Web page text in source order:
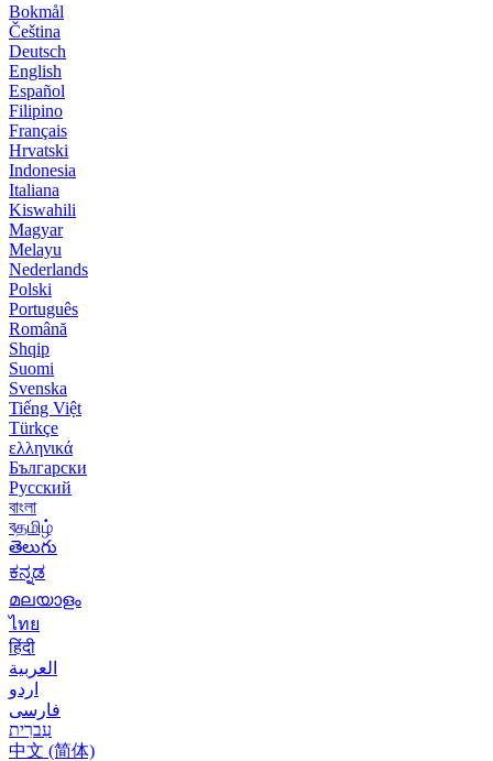
Bokmål
Čeština
Deutsch
English
Español
Filipino
Français
Hrvatski
Indonesia
Italiana
Kiswahili
Magyar
Melayu
Nederlands
Polski
Português
Română
Shqip
Suomi
Svenska
Tiếng Việt
Türkçe
ελληνικά
Български
Русский
বাংলা
বதமிழ்
తెలుగు
ಕನ್ನಡ
മലയാളം
ไทย
हिंदी
العربية
اردو
فارسی
עִברִית
中文 (简体)